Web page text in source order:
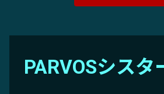
PARVOSシスタ